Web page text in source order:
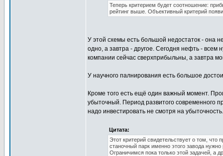
Теперь критерием будет соотношение:
рейтинг выше. Объективный критерий
У этой схемы есть большой недостаток - она
одно, а завтра - другое. Сегодня нефть -
компании сейчас сверхприбыльны, а завтра
У научного палнирования есть большое
Кроме того есть ещё один важный момент.
убыточный. Период развитого современного
надо инвестировать не смотря на
Цитата:
Этот критерий свидетельствует о том, что
станочный парк именно этого завода
Ограничимся пока только этой задачей, а